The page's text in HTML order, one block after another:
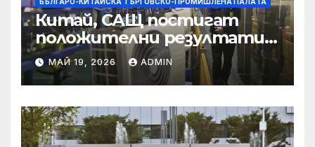
Китай, САЩ постигат
положителни резултати в
икономическите и
търговски консултации:
министерство
МАЙ 19, 2026 ADMIN